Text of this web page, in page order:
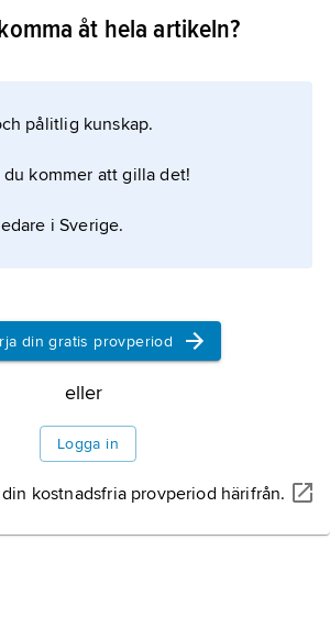
åt hela artikeln?
pålitlig kunskap.
du kommer att gilla det!
i Sverige.
din gratis provperiod
eller
Logga in
din kostnadsfria provperiod härifrån.